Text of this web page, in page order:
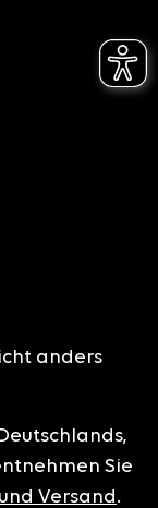
anders
Sie
Versand .